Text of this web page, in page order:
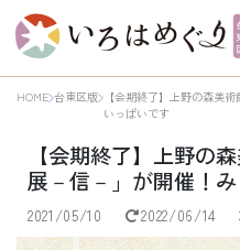
HOME 台東区版
【会期終了】上野の森美
いっぱいです
【会期終了】上野の
展－信－」が開催！
2021/05/10 2022/06/14